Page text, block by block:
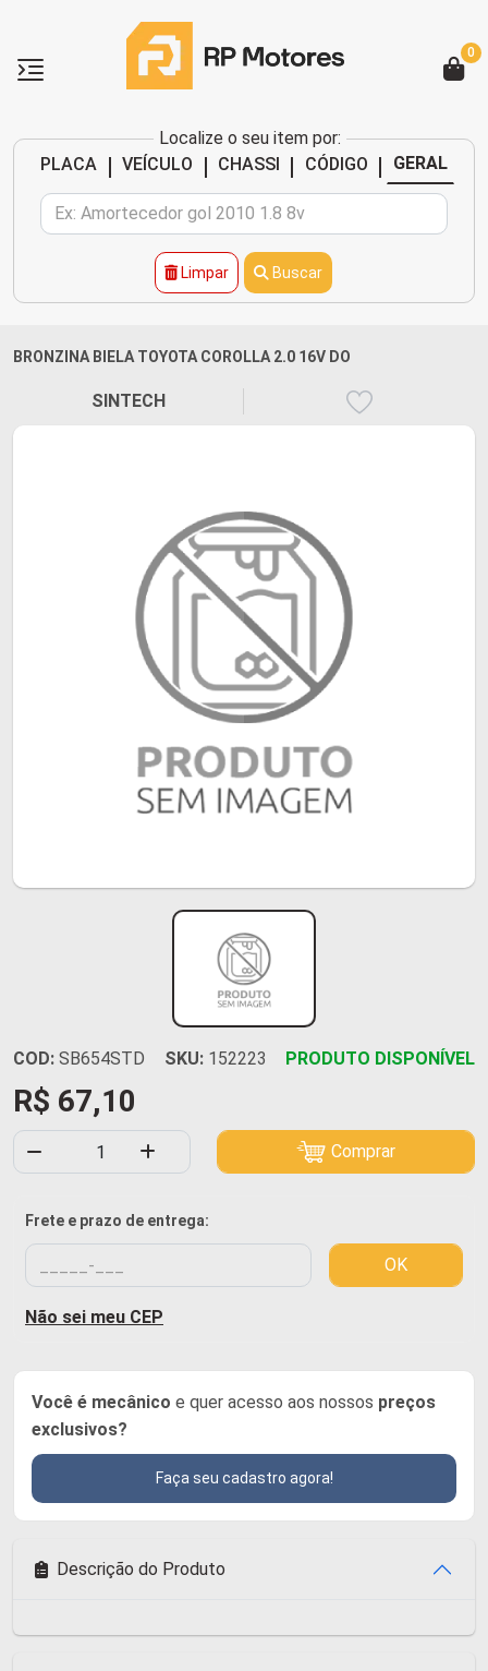
Localize o seu item por:
PLACA
| VEÍCULO | CHASSI | CÓDIGO | GERAL
Limpar Buscar
0
BRONZINA BIELA TOYOTA COROLLA 2.0 16V DO
SINTECH
COD: SB654STD SKU: 152223 PRODUTO DISPONÍVEL
R$ 67,10
Comprar
Frete e prazo de entrega:
OK
Não sei meu CEP
Você é mecânico e quer acesso aos nossos preços
exclusivos?
Faça seu cadastro agora!
Descrição do Produto